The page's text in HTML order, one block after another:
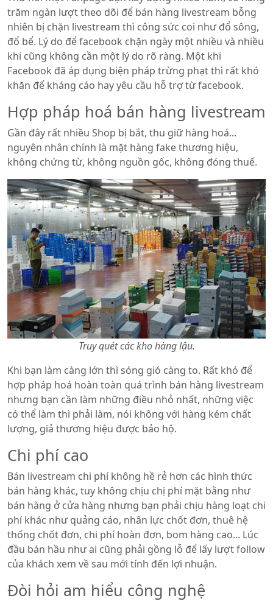
trăm ngàn lượt theo dõi để bán hàng livestream bỗng
nhiên bị chặn livestream thì công sức coi như đổ sông,
đổ bể. Lý do để facebook chặn ngày một nhiều và nhiều
khi cũng không cần một lý do rõ ràng. Một khi
Facebook đã áp dụng biện pháp trừng phạt thì rất khó
khăn để kháng cáo hay yêu cầu hỗ trợ từ facebook.
Hợp pháp hoá bán hàng livestream
Gần đây rất nhiều Shop bị bắt, thu giữ hàng hoá...
nguyên nhân chính là mặt hàng fake thương hiệu,
không chứng từ, không nguồn gốc, không đóng thuế.
Truy quét các kho hàng lậu.
Khi bạn làm càng lớn thì sóng gió càng to. Rất khó để
hợp pháp hoá hoàn toàn quá trình bán hàng livestream
nhưng bạn cần làm những điều nhỏ nhất, những việc
có thể làm thì phải làm, nói không với hàng kém chất
lượng, giả thương hiệu được bảo hộ.
Chi phí cao
Bán livestream chi phí không hề rẻ hơn các hình thức
bán hàng khác, tuy không chịu chị phí mặt bằng như
bán hàng ở cửa hàng nhưng bạn phải chịu hàng loạt chi
phí khác như quảng cáo, nhân lực chốt đơn, thuê hệ
thống chốt đơn, chi phí hoàn đơn, bom hàng cao... Lúc
đầu bán hầu như ai cũng phải gồng lỗ để lấy lượt follow
của khách xem về sau mới tính đến lợi nhuận.
Đòi hỏi am hiểu công nghệ